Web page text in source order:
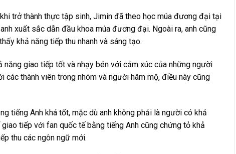
trở thành thực tập sinh, Jimin đã theo học múa đương đại tại
xuất sắc dẫn đầu khoa múa đương đại. Ngoài ra, anh cũng
khả năng tiếp thu nhanh và sáng tạo.
giao tiếp tốt và nhạy bén với cảm xúc của những người
các thành viên trong nhóm và người hâm mộ, điều này cũng
tiếng Anh khá tốt, mặc dù anh không phải là người có khả
tiếp với fan quốc tế bằng tiếng Anh cũng chứng tỏ khả
thu các ngôn ngữ mới.